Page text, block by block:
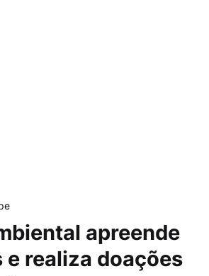
apreende
e realiza doações